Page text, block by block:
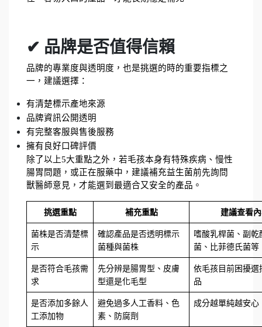
✔ 品牌是否值得信賴
品牌的專業度與透明度，也是挑選的時的重要指標之
一，建議選擇：
有清楚標示產地來源
品牌資訊公開透明
有完整客服與售後服務
擁有良好口碑評價
除了以上5大重點之外，若毛孩本身有特殊疾病、慢性
腸胃問題，或正在服藥中，建議補充益生菌前先詢問
獸醫師意見，才能選到最適合又安全的產品。
挑選重點 補充重點 建議查看
菌株是否清楚標
示
確認產品是否透明標示
菌種與菌株
嗜酸乳桿菌、副乾
菌、比菲德氏菌等
是否符合毛孩需
求
先分辨是腸胃型、皮膚
型還是化毛型
依毛孩目前困擾選
品
是否添加多餘人
工添加物
避免過多人工香料、色
素、防腐劑
成分越單純越安心